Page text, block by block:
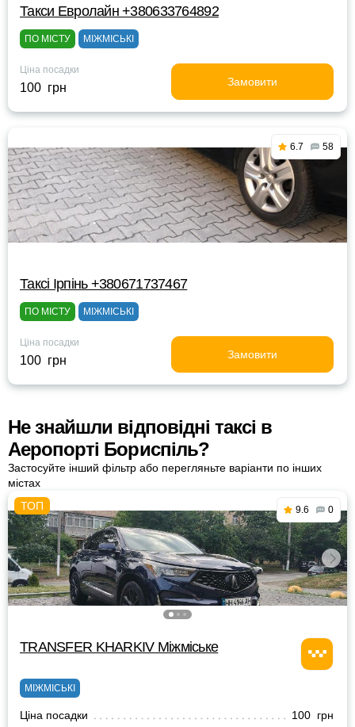
Такси Евролайн +380633764892
ПО МІСТУ МІЖМІСЬКІ
Ціна посадки
100 грн Замовити
6.7 58
Таксі Ірпінь +380671737467
ПО МІСТУ МІЖМІСЬКІ
Ціна посадки
100 грн Замовити
Не знайшли відповідні таксі в
Аеропорті Бориспіль?
Застосуйте інший фільтр або перегляньте варіанти по інших
містах
9.6 0
TRANSFER KHARKIV Міжміське
МІЖМІСЬКІ
Ціна посадки 100 грн